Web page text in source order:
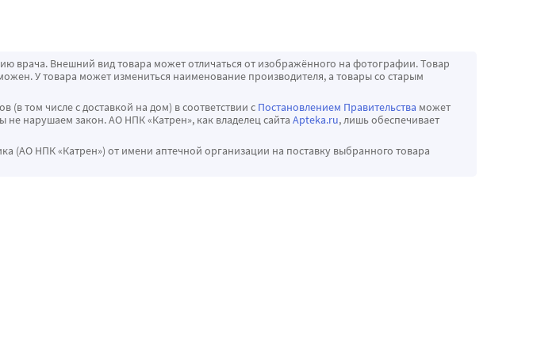
врача. Внешний вид товара может отличаться от изображённого на фотографии. Товар
У товара может измениться наименование производителя, а товары со старым
том числе с доставкой на дом) в соответствии с Постановлением Правительства может
нарушаем закон. АО НПК «Катрен», как владелец сайта Apteka.ru, лишь обеспечивает
(АО НПК «Катрен») от имени аптечной организации на поставку выбранного товара